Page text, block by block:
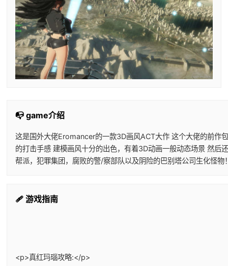
📭 game介绍
这是国外大佬Eromancer的一款3D画风ACT大作 这个大佬的前作
的打击手感 建模画风十分的出色，有着3D动画一般动态场景 然
帮派，犯罪集团，腐败的警/察部队以及阴险的巴别塔公司生化怪
🩹 游戏指南
<p>真红玛瑙攻略:</p>